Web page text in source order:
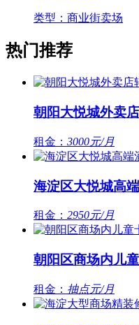
类型：商业街卖场
热门推荐
朝阳大悦城外卖
租金： 3000元/月
海淀区大悦城高
租金： 2950元/月
朝阳区商场内儿
租金： 抽点元/月